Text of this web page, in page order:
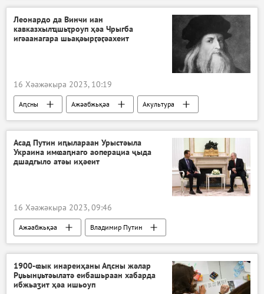
Леонардо да Винчи иан
кавказхылҵшьҭроуп ҳәа Чрыгба
игәаанагара шьақәырӷәӷәахеит
16 Хәажәкыра 2023, 10:19
Аԥсны Ажәабжьқәа Акультура
Асад Путин иԥылараан Урыстәыла
Украина имҩаԥнаго аоперациа ҷыда
дшадгыло атәы иҳәеит
16 Хәажәкыра 2023, 09:46
Ажәабжьқәа Владимир Путин
1900-ҩык инареиҳаны Аԥсны жәлар
Рџьынџьтәылатә еибашьраан хабарда
ибжьаӡит ҳәа ишьоуп